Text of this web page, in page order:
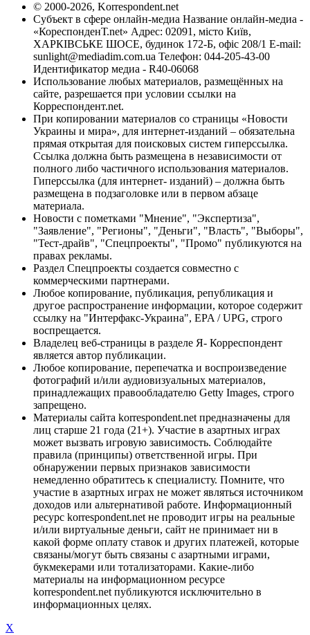
© 2000-2026, Korrespondent.net
Субъект в сфере онлайн-медиа Название онлайн-медиа -
«КореспонденТ.net» Адрес: 02091, місто Київ,
ХАРКІВСЬКЕ ШОСЕ, будинок 172-Б, офіс 208/1 E-mail:
sunlight@mediadim.com.ua Телефон: 044-205-43-00
Идентификатор медиа - R40-06068
Использование любых материалов, размещённых на
сайте, разрешается при условии ссылки на
Корреспондент.net.
При копировании материалов со страницы «Новости
Украины и мира», для интернет-изданий – обязательна
прямая открытая для поисковых систем гиперссылка.
Ссылка должна быть размещена в независимости от
полного либо частичного использования материалов.
Гиперссылка (для интернет- изданий) – должна быть
размещена в подзаголовке или в первом абзаце
материала.
Новости с пометками "Мнение", "Экспертиза",
"Заявление", "Регионы", "Деньги", "Власть", "Выборы",
"Тест-драйв", "Спецпроекты", "Промо" публикуются на
правах рекламы.
Раздел Спецпроекты создается совместно с
коммерческими партнерами.
Любое копирование, публикация, републикация и
другое распространение информации, которое содержит
ссылку на "Интерфакс-Украина", EPA / UPG, строго
воспрещается.
Владелец веб-страницы в разделе Я- Корреспондент
является автор публикации.
Любое копирование, перепечатка и воспроизведение
фотографий и/или аудиовизуальных материалов,
принадлежащих правообладателю Getty Images, строго
запрещено.
Материалы сайта korrespondent.net предназначены для
лиц старше 21 года (21+). Участие в азартных играх
может вызвать игровую зависимость. Соблюдайте
правила (принципы) ответственной игры. При
обнаружении первых признаков зависимости
немедленно обратитесь к специалисту. Помните, что
участие в азартных играх не может являться источником
доходов или альтернативой работе. Информационный
ресурс korrespondent.net не проводит игры на реальные
и/или виртуальные деньги, сайт не принимает ни в
какой форме оплату ставок и других платежей, которые
связаны/могут быть связаны с азартными играми,
букмекерами или тотализаторами. Какие-либо
материалы на информационном ресурсе
korrespondent.net публикуются исключительно в
информационных целях.
X